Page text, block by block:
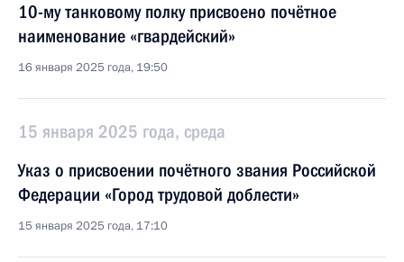
10-му танковому полку присвоено почётное
наименование «гвардейский»
16 января 2025 года, 19:50
15 января 2025 года, среда
Указ о присвоении почётного звания Российской
Федерации «Город трудовой доблести»
15 января 2025 года, 17:10